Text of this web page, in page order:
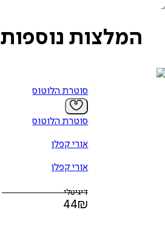
המלצות נוספות
סוטרת הלוטוס
סוטרת הלוטוס
אורי קפלן
אורי קפלן
דיגיטלי
44₪